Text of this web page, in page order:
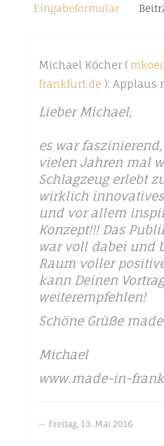
Eingabeformular
Michael Köcher (
frankfurt.de ): Applaus
Lieber Michael,
es war
vielen Jahren mal
Schlagzeug erlebt
wirklich
und vor allem
Konzept!!! Das
war voll dabei und
Raum voller
kann Deinen
weiterempfehlen!
Schöne Grüße
Michael
www.made-in-
Freitag, 13. Mai 2016